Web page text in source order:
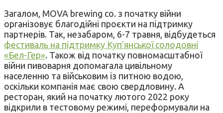
Загалом, MOVA brewing co. з початку війни
організовує благодійні проєкти на підтримку
партнерів. Так, незабаром, 6-7 травня, відбудеться
фестиваль на підтримку Куп’янської солодовні
«Бел-Гер». Також від початку повномасштабної
війни пивоварня допомагала цивільному
населенню та військовим із питною водою,
оскільки компанія має свою свердловину. А
ресторан, який на початку лютого 2022 року
відкрили в тестовому режимі, переформували на